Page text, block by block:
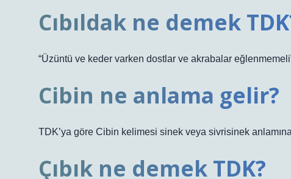
Cıbıldak ne demek
“Üzüntü ve keder varken dostlar ve akrabalar
Cibin ne anlama gelir?
TDK’ya göre Cibin kelimesi sinek veya sivrisinek
Çıbık ne demek TDK?